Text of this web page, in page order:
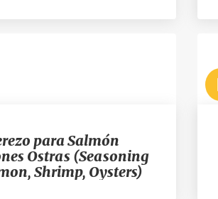
para Salmón
Ostras (Seasoning
Shrimp, Oysters)